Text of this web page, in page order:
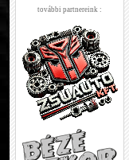
további partnereink :